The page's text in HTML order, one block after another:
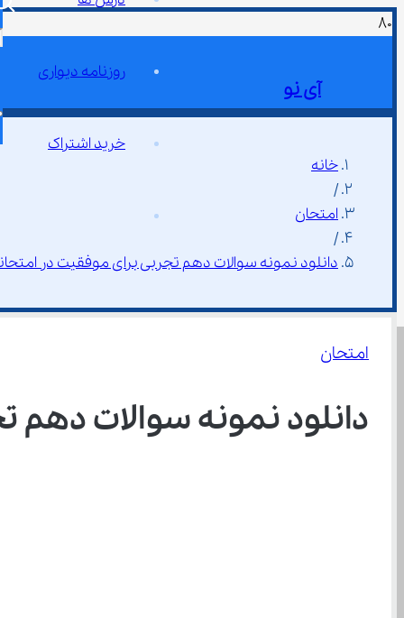
آی نو
روزنامه دیواری
خرید اشتراک
خانه
/
امتحان
/
دانلود نمونه سوالات دهم تجربی برای موفقیت در
امتحان
دانلود نمونه سوالات دهم